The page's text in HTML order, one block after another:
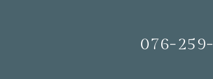
076-